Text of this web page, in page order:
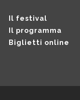
Il festival
Il programma
Biglietti online